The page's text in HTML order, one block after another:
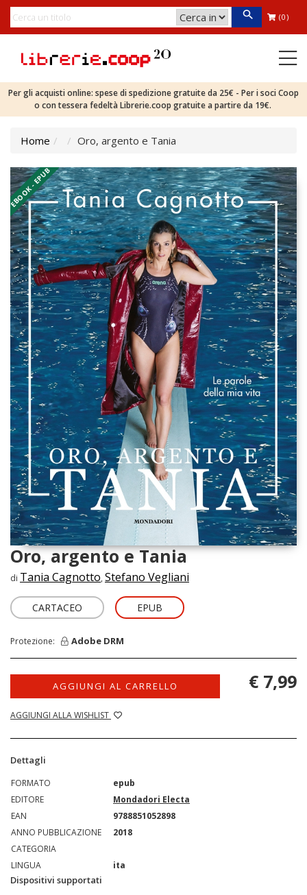
(0)
Per gli acquisti online: spese di spedizione gratuite da 25€ - Per i soci Coop
o con tessera fedeltà Librerie.coop gratuite a partire da 19€.
Home Oro, argento e Tania
EBOOK - EPUB
Oro, argento e Tania
di Tania Cagnotto, Stefano Vegliani
CARTACEO EPUB
Protezione: Adobe DRM
AGGIUNGI AL CARRELLO
AGGIUNGI ALLA WISHLIST
€ 7,99
Dettagli
FORMATO
epub
EDITORE
Mondadori Electa
EAN
9788851052898
ANNO PUBBLICAZIONE
2018
CATEGORIA
LINGUA
ita
Dispositivi supportati